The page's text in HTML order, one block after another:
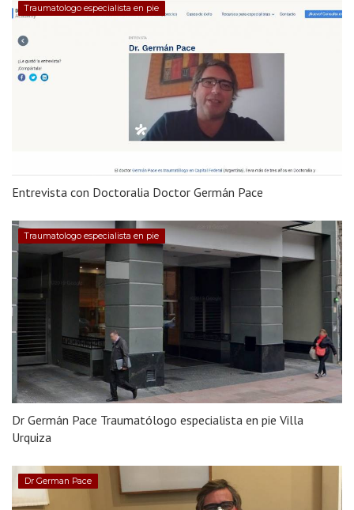
Traumatologo especialista en pie
Entrevista con Doctoralia Doctor Germán Pace
Traumatologo especialista en pie
Dr Germán Pace Traumatólogo especialista en pie Villa
Urquiza
Dr German Pace